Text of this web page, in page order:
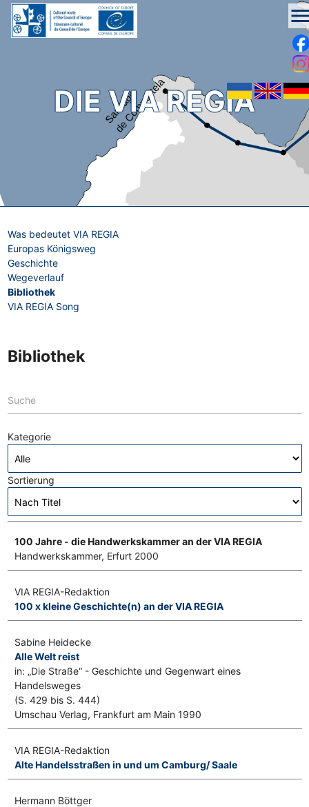
DIE VIA REGIA
Was bedeutet VIA REGIA
Europas Königsweg
Geschichte
Wegeverlauf
Bibliothek
VIA REGIA Song
Bibliothek
Suche
Kategorie
Sortierung
100 Jahre - die Handwerkskammer an der VIA REGIA
Handwerkskammer, Erfurt 2000
VIA REGIA-Redaktion
100 x kleine Geschichte(n) an der VIA REGIA
Sabine Heidecke
Alle Welt reist
in: „Die Straße“ - Geschichte und Gegenwart eines
Handelsweges
(S. 429 bis S. 444)
Umschau Verlag, Frankfurt am Main 1990
VIA REGIA-Redaktion
Alte Handelsstraßen in und um Camburg/ Saale
Hermann Böttger